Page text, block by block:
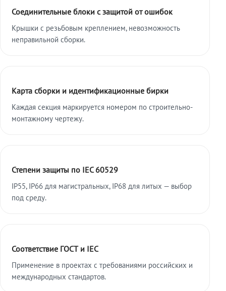
Соединительные блоки с защитой от ошибок
Крышки с резьбовым креплением, невозможность
неправильной сборки.
Карта сборки и идентификационные бирки
Каждая секция маркируется номером по строительно-
монтажному чертежу.
Степени защиты по IEC 60529
IP55, IP66 для магистральных, IP68 для литых — выбор
под среду.
Соответствие ГОСТ и IEC
Применение в проектах с требованиями российских и
международных стандартов.